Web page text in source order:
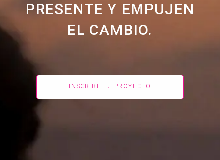
PRESENTE Y EMPUJEN
EL CAMBIO.
INSCRIBE TU PROYECTO